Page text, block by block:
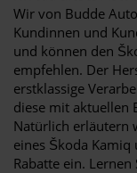
Wir von Budde
Kundinnen und
und können den
empfehlen. Der
erstklassige
diese mit aktuellen
Natürlich erläutern
eines Škoda
Rabatte ein. Lernen